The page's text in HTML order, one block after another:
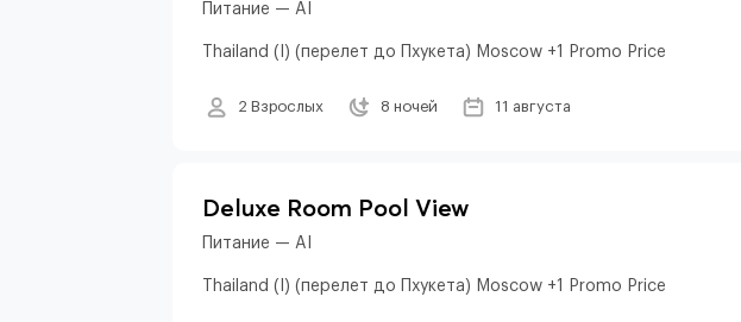
Питание — AI
Thailand (I) (перелет до Пхукета) Moscow +1 Promo Price
2 Взрослых 8 ночей 11 августа
Deluxe Room Pool View
Питание — AI
Thailand (I) (перелет до Пхукета) Moscow +1 Promo Price